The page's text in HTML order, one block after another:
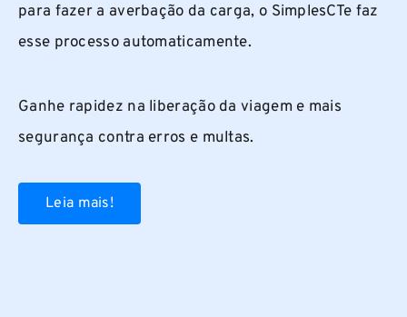
para fazer a averbação da carga, o SimplesCTe faz
esse processo automaticamente.
Ganhe rapidez na liberação da viagem e mais
segurança contra erros e multas.
Leia mais!